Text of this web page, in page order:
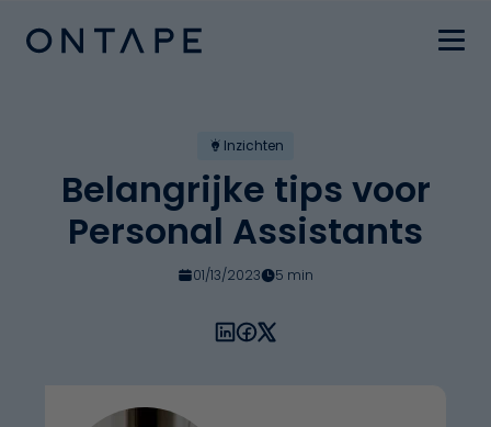
Inzichten
Belangrijke tips voor
Personal Assistants
01/13/2023 5 min